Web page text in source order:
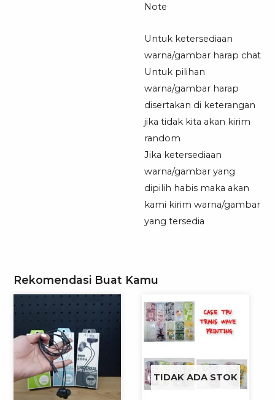
Note
Untuk ketersediaan
warna/gambar harap chat
Untuk pilihan
warna/gambar harap
disertakan di keterangan
jika tidak kita akan kirim
random
Jika ketersediaan
warna/gambar yang
dipilih habis maka akan
kami kirim warna/gambar
yang tersedia
Rekomendasi Buat Kamu
TIDAK ADA STOK